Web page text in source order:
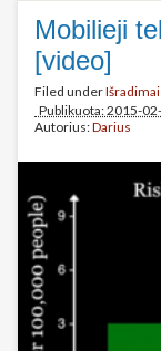
Mobilieji
[video]
Filed under
Publikuota: 2015-
Autorius:Darius